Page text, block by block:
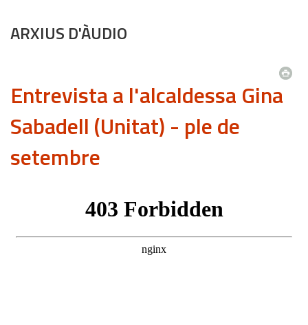
ARXIUS D'ÀUDIO
Entrevista a l'alcaldessa Gina
Sabadell (Unitat) - ple de
setembre